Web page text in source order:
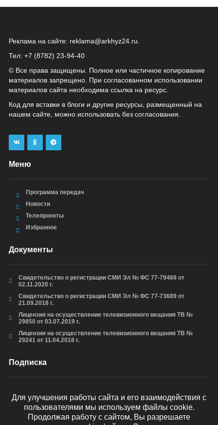
Реклама на сайте: reklama@arkhyz24.ru
Тел: +7 (8782) 23‑94‑40
© Все права защищены. Полное или частичное копирование
материалов запрещено. При согласованном использовании
материалов сайта необходима ссылка на ресурс.
Код для вставки в блоги и другие ресурсы, размещенный на
нашем сайте, можно использовать без согласования.
Меню
Программа передач
Новости
Телепроекты
Избранное
Документы
Свидетельство о регистрации СМИ Эл № ФС 77-79468 от
02.11.2020 г.
Свидетельство о регистрации СМИ Эл № ФС 77-73689 от
21.09.2018 г.
Лицензия на осуществление телевизионного вещания ТВ №
29850 от 03.07.2019 г.
Лицензия на осуществление телевизионного вещания ТВ №
29241 от 11.04.2018 г.
Подписка
ОТПРАВИТЬ
Для улучшения работы сайта и его взаимодействия с
пользователями мы используем файлы cookie.
Продолжая работу с сайтом, Вы разрешаете